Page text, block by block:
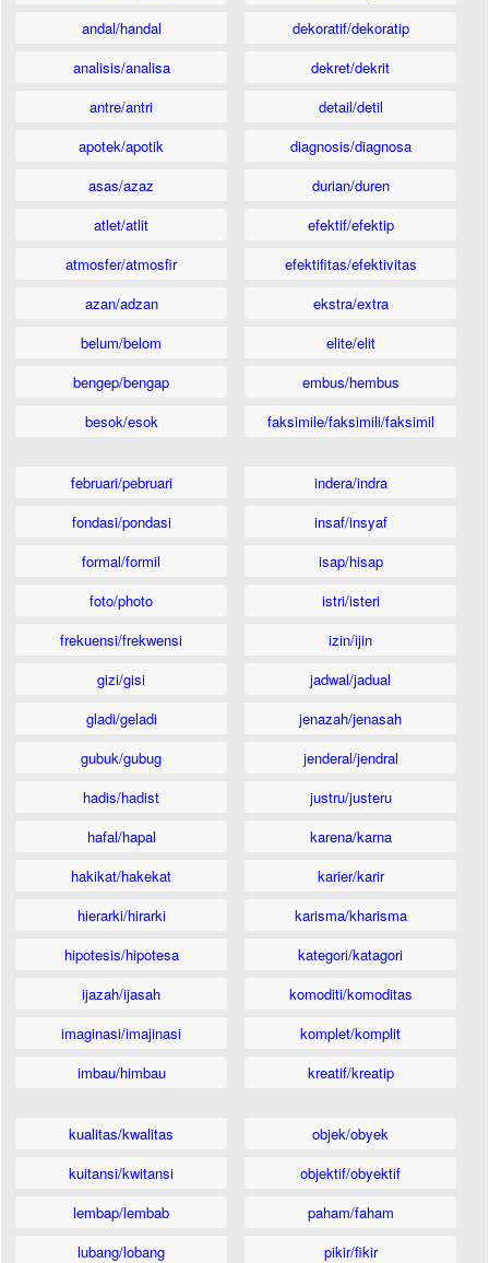
andal/handal
analisis/analisa
antre/antri
apotek/apotik
asas/azaz
atlet/atlit
atmosfer/atmosfir
azan/adzan
belum/belom
bengep/bengap
besok/esok
dekoratif/dekoratip
dekret/dekrit
detail/detil
diagnosis/diagnosa
durian/duren
efektif/efektip
efektifitas/efektivitas
ekstra/extra
elite/elit
embus/hembus
faksimile/faksimili/faksimil
februari/pebruari
fondasi/pondasi
formal/formil
foto/photo
frekuensi/frekwensi
gizi/gisi
gladi/geladi
gubuk/gubug
hadis/hadist
hafal/hapal
hakikat/hakekat
hierarki/hirarki
hipotesis/hipotesa
ijazah/ijasah
imaginasi/imajinasi
imbau/himbau
indera/indra
insaf/insyaf
isap/hisap
istri/isteri
izin/ijin
jadwal/jadual
jenazah/jenasah
jenderal/jendral
justru/justeru
karena/karna
karier/karir
karisma/kharisma
kategori/katagori
komoditi/komoditas
komplet/komplit
kreatif/kreatip
kualitas/kwalitas
kuitansi/kwitansi
lembap/lembab
lubang/lobang
objek/obyek
objektif/obyektif
paham/faham
pikir/fikir